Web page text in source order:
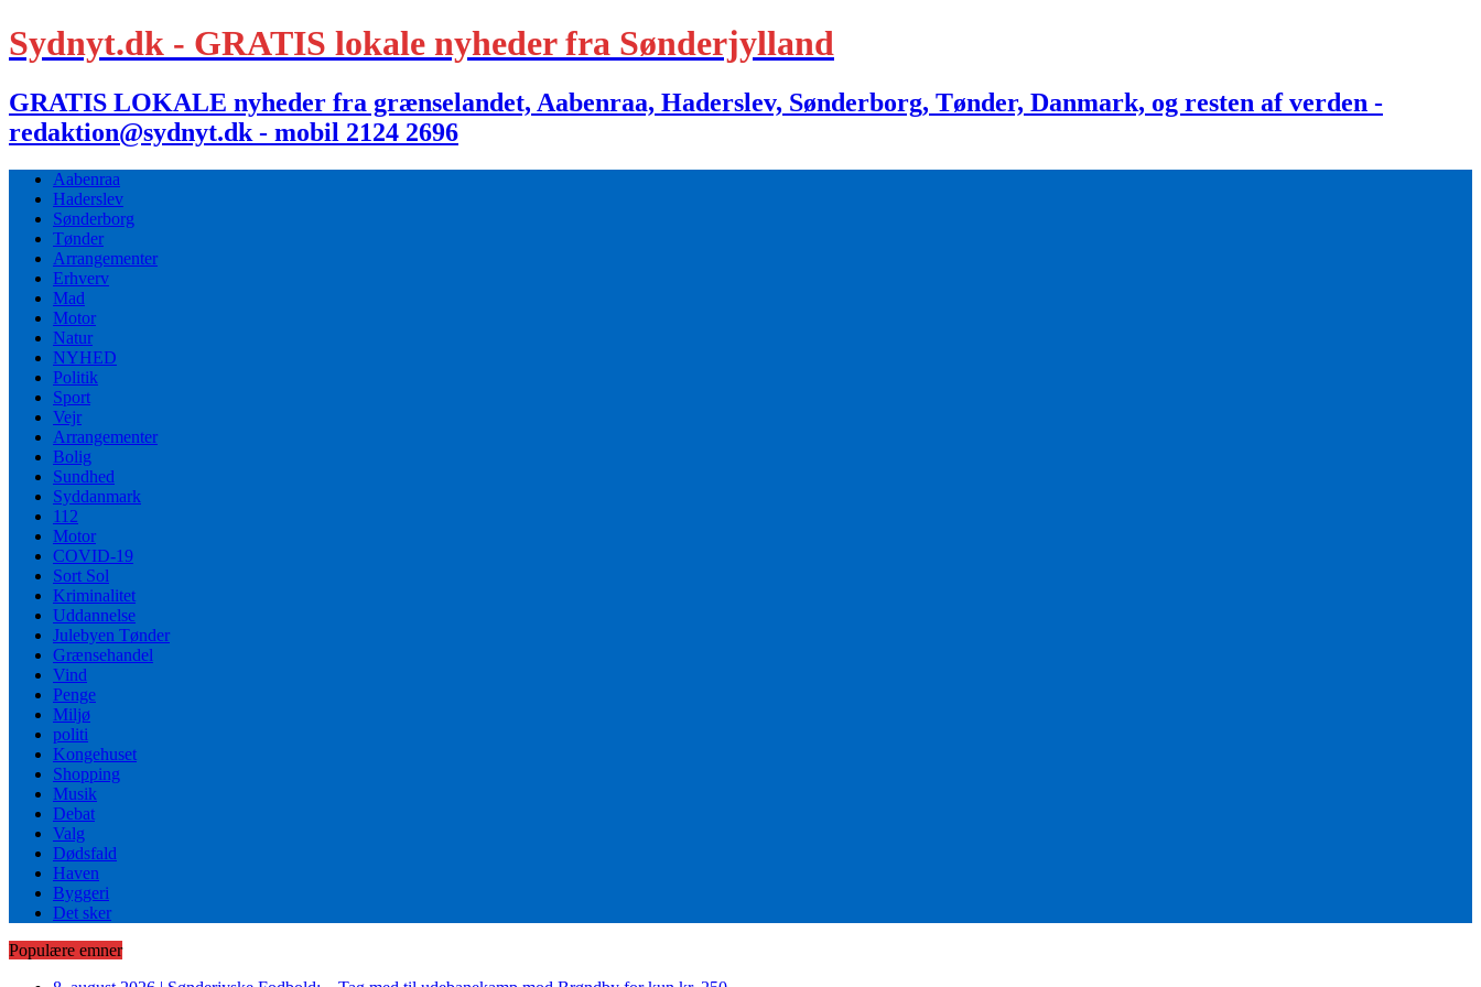
Sydnyt.dk - GRATIS lokale nyheder fra Sønderjylland
GRATIS LOKALE nyheder fra grænselandet, Aabenraa, Haderslev, Sønderborg, Tønder, Danmark, og resten af verden -
redaktion@sydnyt.dk - mobil 2124 2696
Aabenraa
Haderslev
Sønderborg
Tønder
Arrangementer
Erhverv
Mad
Motor
Natur
NYHED
Politik
Sport
Vejr
Arrangementer
Bolig
Sundhed
Syddanmark
112
Motor
COVID-19
Sort Sol
Kriminalitet
Uddannelse
Julebyen Tønder
Grænsehandel
Vind
Penge
Miljø
politi
Kongehuset
Shopping
Musik
Debat
Valg
Dødsfald
Haven
Byggeri
Det sker
Populære emner